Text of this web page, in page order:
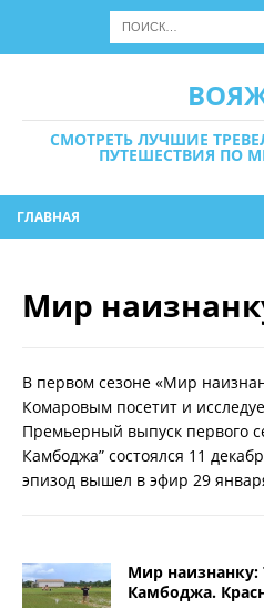
СМОТРЕТЬ ЛУЧШИЕ
ПУТЕШЕСТВИЯ ПО
ГЛАВНАЯ
Мир
В первом сезоне «Мир
Комаровым посетит и
Премьерный выпуск первого
Камбоджа” состоялся 11
эпизод вышел в эфир 29
Мир наизнанку:
Камбоджа.